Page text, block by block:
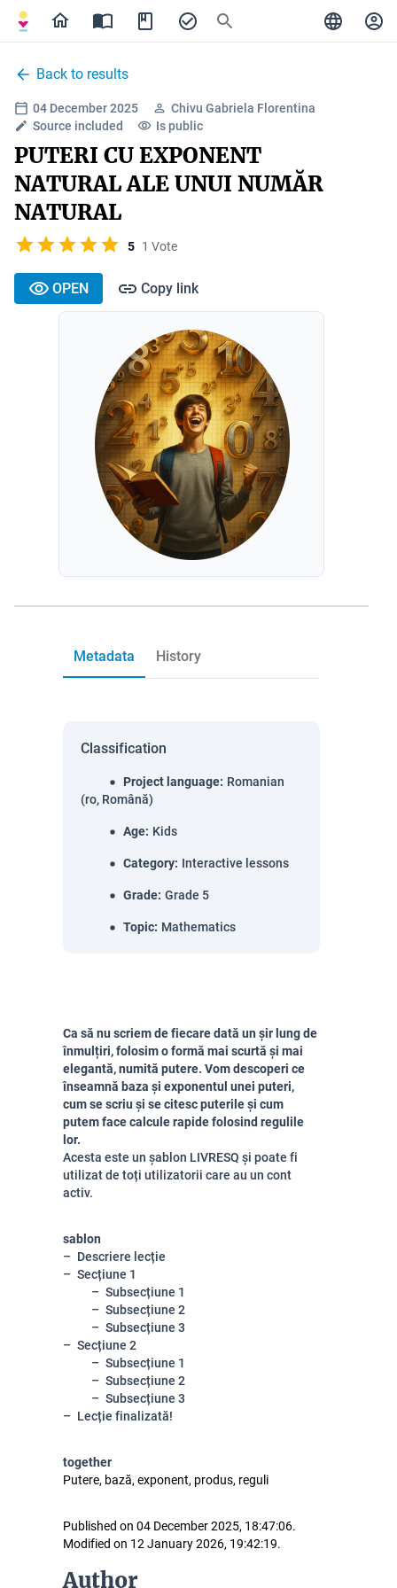
Back to results
04 December 2025
Chivu Gabriela Florentina
Source included
Is public
PUTERI CU EXPONENT
NATURAL ALE UNUI NUMĂR
NATURAL
5 1 Vote
OPEN Copy link
Metadata History
Classification
Project language: Romanian
(ro, Română)
Age: Kids
Category: Interactive lessons
Grade: Grade 5
Topic: Mathematics
Ca să nu scriem de fiecare dată un șir lung de
înmulțiri, folosim o formă mai scurtă și mai
elegantă, numită putere. Vom descoperi ce
înseamnă baza și exponentul unei puteri,
cum se scriu și se citesc puterile și cum
putem face calcule rapide folosind regulile
lor.
Acesta este un șablon LIVRESQ și poate fi
utilizat de toți utilizatorii care au un cont
activ.
sablon
Descriere lecție
Secțiune 1
Subsecțiune 1
Subsecțiune 2
Subsecțiune 3
Secțiune 2
Subsecțiune 1
Subsecțiune 2
Subsecțiune 3
Lecție finalizată!
together
Putere, bază, exponent, produs, reguli
Published on 04 December 2025, 18:47:06.
Modified on 12 January 2026, 19:42:19.
Author